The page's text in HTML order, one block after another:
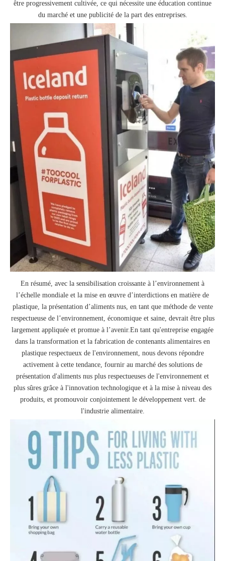
être progressivement cultivée, ce qui nécessite une éducation continue
du marché et une publicité de la part des entreprises.
En résumé, avec la sensibilisation croissante à l’environnement à
l’échelle mondiale et la mise en œuvre d’interdictions en matière de
plastique, la présentation d’aliments nus, en tant que méthode de vente
respectueuse de l’environnement, économique et saine, devrait être plus
largement appliquée et promue à l’avenir.En tant qu'entreprise engagée
dans la transformation et la fabrication de contenants alimentaires en
plastique respectueux de l'environnement, nous devons répondre
activement à cette tendance, fournir au marché des solutions de
présentation d'aliments nus plus respectueuses de l'environnement et
plus sûres grâce à l'innovation technologique et à la mise à niveau des
produits, et promouvoir conjointement le développement vert. de
l'industrie alimentaire.